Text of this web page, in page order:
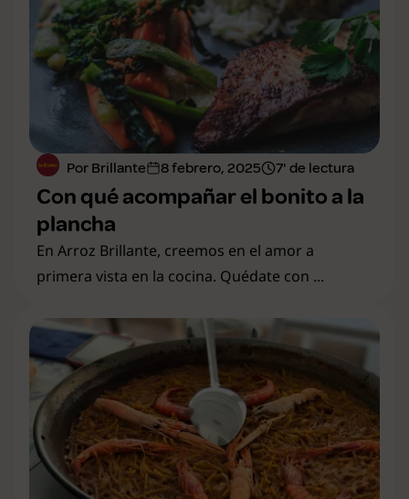
Por Brillante 8 febrero, 2025 7' de lectura
Con qué acompañar el bonito a la
plancha
En Arroz Brillante, creemos en el amor a
primera vista en la cocina. Quédate con ...